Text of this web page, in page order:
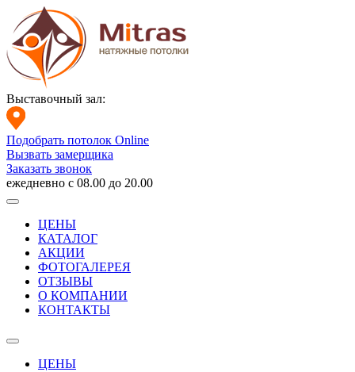
Выставочный зал:
Подобрать потолок Online
Вызвать замерщика
Заказать звонок
ежедневно с 08.00 до 20.00
ЦЕНЫ
КАТАЛОГ
АКЦИИ
ФОТОГАЛЕРЕЯ
ОТЗЫВЫ
О КОМПАНИИ
КОНТАКТЫ
ЦЕНЫ